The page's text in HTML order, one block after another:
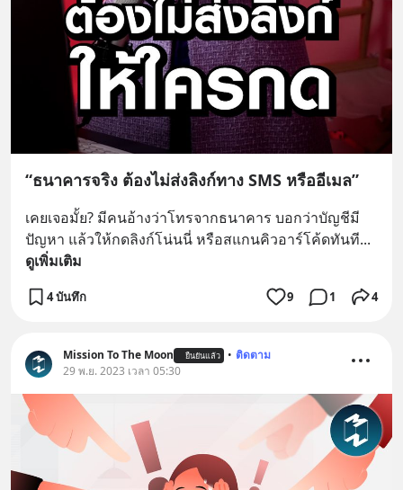
“ธนาคารจริง ต้องไม่ส่งลิงก์ทาง SMS หรืออีเมล”
เคยเจอมั้ย? มีคนอ้างว่าโทรจากธนาคาร บอกว่าบัญชีมี
ปัญหา แล้วให้กดลิงก์โน่นนี่ หรือสแกนคิวอาร์โค้ดทันที...
ดูเพิ่มเติม
4 บันทึก 9 1 4
Mission To The Moon ยืนยันแล้ว • ติดตาม
29 พ.ย. 2023 เวลา 05:30